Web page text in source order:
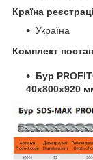
Країна
Україна
Комплект
Бур
40х800х920